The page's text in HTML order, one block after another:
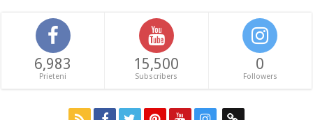
6,983
Prieteni
15,500
Subscribers
0
Followers